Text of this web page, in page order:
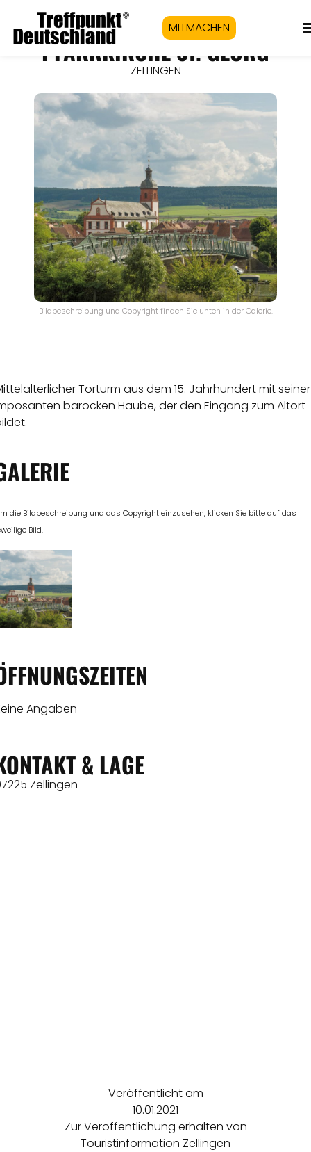
MITMACHEN
PFARRKIRCHE ST. GEORG
ZELLINGEN
Bildbeschreibung und Copyright finden Sie unten in der Galerie.
Torturm aus dem 15. Jahrhundert mit seiner
barocken Haube, der den Eingang zum Altort
die Bildbeschreibung und das Copyright einzusehen, klicken Sie bitte auf das
Bild.
Angaben
& LAGE
Zellingen
Veröffentlicht am
10.01.2021
Zur Veröffentlichung erhalten von
Touristinformation Zellingen